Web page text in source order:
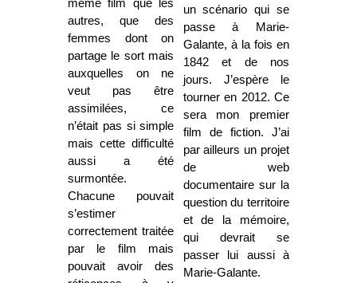
même film que les
autres, que des
femmes dont on
partage le sort mais
auxquelles on ne
veut pas être
assimilées, ce
n’était pas si simple
mais cette difficulté
aussi a été
surmontée.
Chacune pouvait
s’estimer
correctement traitée
par le film mais
pouvait avoir des
un scénario qui se
passe à Marie-
Galante, à la fois en
1842 et de nos
jours. J’espère le
tourner en 2012. Ce
sera mon premier
film de fiction. J’ai
par ailleurs un projet
de web
documentaire sur la
question du territoire
et de la mémoire,
qui devrait se
passer lui aussi à
Marie-Galante.